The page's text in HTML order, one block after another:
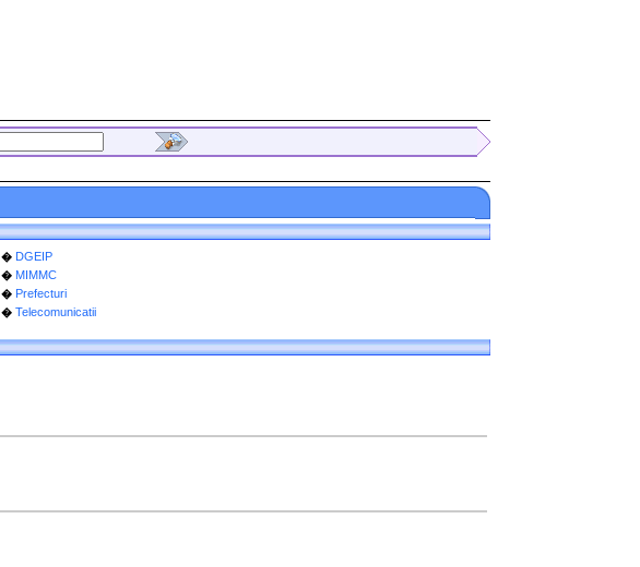
� DGEIP
� MIMMC
� Prefecturi
� Telecomunicatii